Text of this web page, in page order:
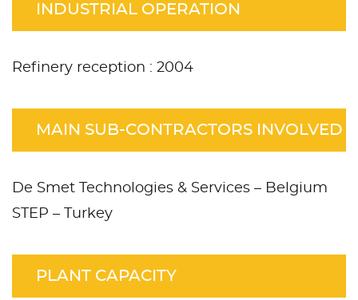
INDUSTRIAL OPERATION
Refinery reception : 2004
MAIN SUB-CONTRACTORS INVOLVED
De Smet Technologies & Services – Belgium
STEP – Turkey
PLANT CAPACITY